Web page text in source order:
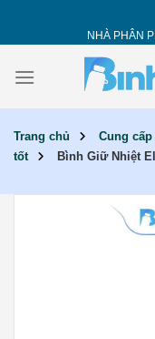
NHÀ PHÂN
Trang chủ
Cung
tốt
Bình Giữ Nhiệt